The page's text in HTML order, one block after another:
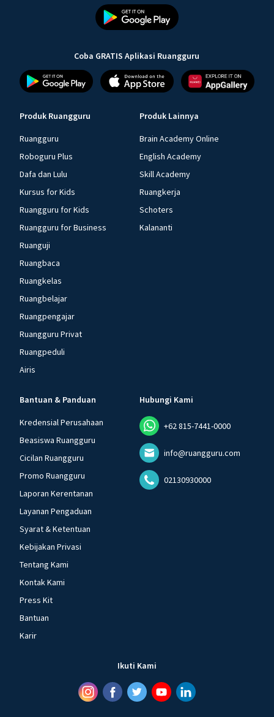
Coba GRATIS Aplikasi Ruangguru
Produk Ruangguru
Ruangguru
Roboguru Plus
Dafa dan Lulu
Kursus for Kids
Ruangguru for Kids
Ruangguru for Business
Ruanguji
Ruangbaca
Ruangkelas
Ruangbelajar
Ruangpengajar
Ruangguru Privat
Ruangpeduli
Airis
Produk Lainnya
Brain Academy Online
English Academy
Skill Academy
Ruangkerja
Schoters
Kalananti
Bantuan & Panduan
Kredensial Perusahaan
Beasiswa Ruangguru
Cicilan Ruangguru
Promo Ruangguru
Laporan Kerentanan
Layanan Pengaduan
Syarat & Ketentuan
Kebijakan Privasi
Tentang Kami
Kontak Kami
Press Kit
Bantuan
Karir
Hubungi Kami
+62 815-7441-0000
info@ruangguru.com
02130930000
Ikuti Kami